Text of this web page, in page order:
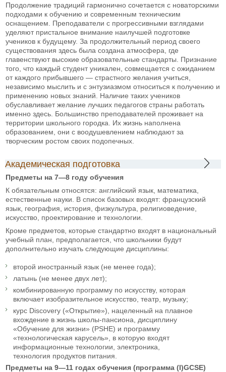
Продолжение традиций гармонично сочетается с новаторскими
подходами к обучению и современным техническим
оснащением. Преподаватели с прогрессивными взглядами
уделяют пристальное внимание наилучшей подготовке
учеников к будущему. За продолжительный период своего
существования здесь была создана атмосфера, где
главенствуют высокие образовательные стандарты. Признание
того, что каждый студент уникален, совмещается с ожиданием
от каждого прибывшего — страстного желания учиться,
независимо мыслить и с энтузиазмом относиться к получению и
применению новых знаний. Наличие таких учеников
обуславливает желание лучших педагогов страны работать
именно здесь. Большинство преподавателей проживает на
территории школьного городка. Их жизнь наполнена
образованием, они с воодушевлением наблюдают за
творческим ростом своих подопечных.
Академическая подготовка
Предметы на 7—8 году обучения
К обязательным относятся: английский язык, математика,
естественные науки. В список базовых входят: французский
язык, география, история, физкультура, религиоведение,
искусство, проектирование и технологии.
Кроме предметов, которые стандартно входят в национальный
учебный план, предполагается, что школьники будут
дополнительно изучать следующие дисциплины:
второй иностранный язык (не менее года);
латынь (не менее двух лет);
комбинированную программу по искусству, которая
включает изобразительное искусство, театр, музыку;
курс Discovery («Открытие»), нацеленный на плавное
вхождение в жизнь школы-пансиона, дисциплину
«Обучение для жизни» (PSHE) и программу
«технологическая карусель», в которую входят
информационные технологии, электроника,
технология продуктов питания.
Предметы на 9—11 годах обучения (программа (I)GCSE)